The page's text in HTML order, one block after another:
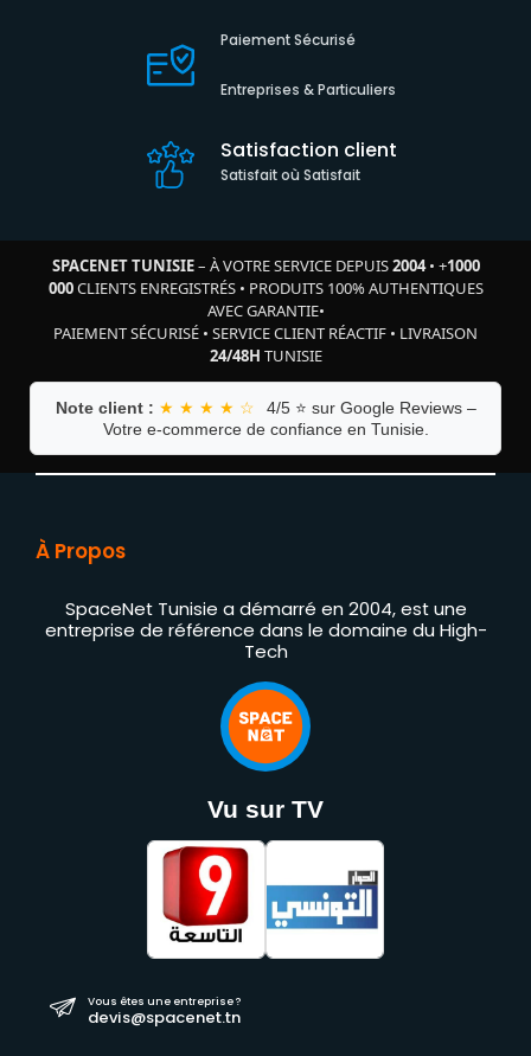
Paiement Sécurisé
Entreprises & Particuliers
Satisfaction client
Satisfait où Satisfait
SPACENET TUNISIE– À VOTRE SERVICE DEPUIS2004• +1000
000CLIENTS ENREGISTRÉS• PRODUITS 100% AUTHENTIQUES
AVEC GARANTIE•
PAIEMENT SÉCURISÉ • SERVICE CLIENT RÉACTIF • LIVRAISON
24/48H TUNISIE
Note client : ★ ★ ★ ★ ☆
4/5 ⭐ sur Google Reviews –
Votre e-commerce de confiance en Tunisie.
À Propos
SpaceNet Tunisie a démarré en 2004, est une
entreprise de référence dans le domaine du High-
Tech
Vu sur TV
Vous êtes une entreprise ?
devis@spacenet.tn